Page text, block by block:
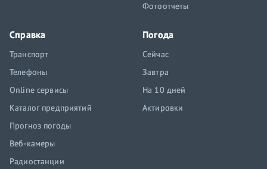
Фотоотчеты
Справка
Транспорт
Телефоны
Online сервисы
Каталог предприятий
Прогноз погоды
Веб-камеры
Радиостанции
Погода
Сейчас
Завтра
На 10 дней
Актировки